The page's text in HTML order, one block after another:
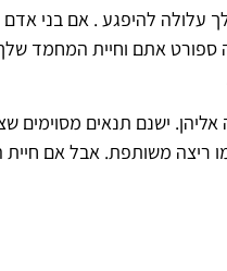
להיפגע . אם בני אדם
אתם וחיית המחמד
ישנם תנאים מסוימים
ריצה משותפת. אבל אם